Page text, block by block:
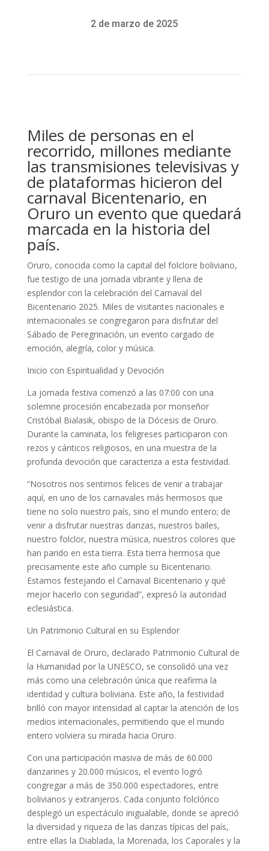
2 de marzo de 2025
Miles de personas en el
recorrido, millones mediante
las transmisiones televisivas y
de plataformas hicieron del
carnaval Bicentenario, en
Oruro un evento que quedará
marcada en la historia del
país.
Oruro, conocida como la capital del folclore boliviano,
fue testigo de una jornada vibrante y llena de
esplendor con la celebración del Carnaval del
Bicentenario 2025. Miles de visitantes nacionales e
internacionales se congregaron para disfrutar del
Sábado de Peregrinación, un evento cargado de
emoción, alegría, color y música.
Inicio con Espiritualidad y Devoción
La jornada festiva comenzó a las 07:00 con una
solemne procesión encabezada por monseñor
Cristóbal Bialasik, obispo de la Dócesis de Oruro.
Durante la caminata, los feligreses participaron con
rezos y cánticos religiosos, en una muestra de la
profunda devoción que caracteriza a esta festividad.
“Nosotros nos sentimos felices de venir a trabajar
aquí, en uno de los carnavales más hermosos que
tiene no solo nuestro país, sino el mundo entero; de
venir a disfrutar nuestras danzas, nuestros bailes,
nuestro folclor, nuestra música, nuestros colores que
han parido en esta tierra. Esta tierra hermosa que
precisamente este año cumple su Bicentenario.
Estamos festejando el Carnaval Bicentenario y qué
mejor hacerlo con seguridad”, expresó la autoridad
eclesiástica.
Un Patrimonio Cultural en su Esplendor
El Carnaval de Oruro, declarado Patrimonio Cultural de
la Humanidad por la UNESCO, se consolidó una vez
más como una celebración única que reafirma la
identidad y cultura boliviana. Este año, la festividad
brilló con mayor intensidad al captar la atención de los
medios internacionales, permitiendo que el mundo
entero volviera su mirada hacia Oruro.
Con una participación masiva de más de 60.000
danzarines y 20.000 músicos, el evento logró
congregar a más de 350.000 espectadores, entre
bolivianos y extranjeros. Cada conjunto folclórico
desplegó un espectáculo inigualable, donde se apreció
la diversidad y riqueza de las danzas típicas del país,
entre ellas la Diablada, la Morenada, los Caporales y la